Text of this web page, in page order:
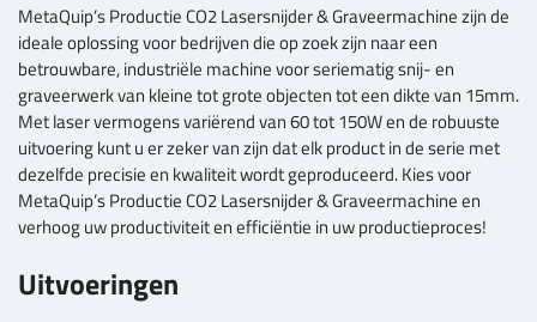
MetaQuip’s Productie CO2 Lasersnijder & Graveermachine zijn de
ideale oplossing voor bedrijven die op zoek zijn naar een
betrouwbare, industriële machine voor seriematig snij- en
graveerwerk van kleine tot grote objecten tot een dikte van 15mm.
Met laser vermogens variërend van 60 tot 150W en de robuuste
uitvoering kunt u er zeker van zijn dat elk product in de serie met
dezelfde precisie en kwaliteit wordt geproduceerd. Kies voor
MetaQuip’s Productie CO2 Lasersnijder & Graveermachine en
verhoog uw productiviteit en efficiëntie in uw productieproces!
Uitvoeringen